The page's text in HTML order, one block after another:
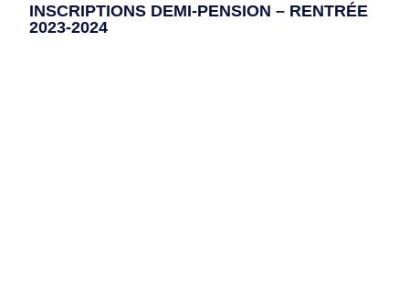
INSCRIPTIONS DEMI-PENSION – RENTRÉE
2023-2024